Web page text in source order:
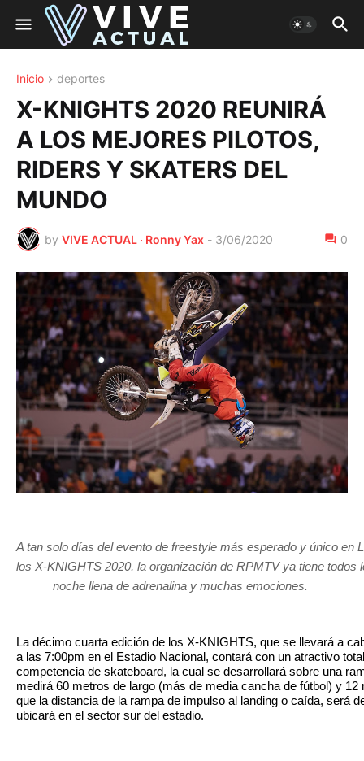
Inicio deportes
X-KNIGHTS 2020 REUNIRÁ
A LOS MEJORES PILOTOS,
RIDERS Y SKATERS DEL
MUNDO
by VIVE ACTUAL · Ronny Yax - 3/06/2020 0
A tan solo días del evento de freestyle más esperado y único en
los X-KNIGHTS 2020, la organización de RPMTV ya tiene todos
noche llena de adrenalina y muchas emociones.
La décimo cuarta edición de los X-KNIGHTS, que se llevará a
a las 7:00pm en el Estadio Nacional, contará con un atractivo
competencia de skateboard, la cual se desarrollará sobre una
medirá 60 metros de largo (más de media cancha de fútbol) y
que la distancia de la rampa de impulso al landing o caída, será
ubicará en el sector sur del estadio.